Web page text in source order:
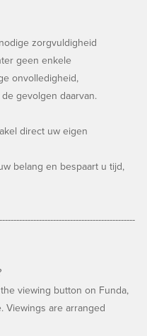
zorgvuldigheid
geen enkele
onvolledigheid,
gevolgen daarvan.
direct uw eigen
belang en bespaart u tijd,
viewing button on Funda,
Viewings are arranged